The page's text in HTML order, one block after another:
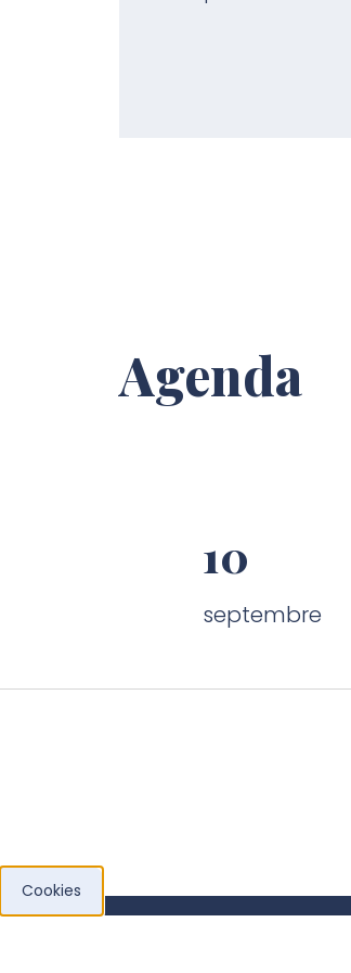
Agenda
10
septembre
Cookies